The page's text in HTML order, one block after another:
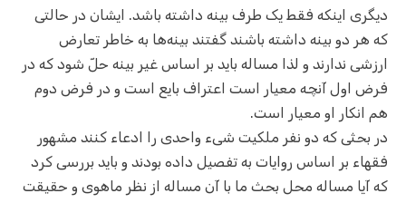
دیگری اینکه فقط یک طرف بینه داشته باشد. ایشان در حالتی
که هر دو بینه داشته باشند گفتند بینه‌ها به خاطر تعارض
ارزشی ندارند و لذا مساله باید بر اساس غیر بینه حلّ‌ شود که در
فرض اول آنچه معیار است اعتراف بایع است و در فرض دوم
هم انکار او معیار است.
در بحثی که دو نفر ملکیت شیء واحدی را ادعاء کنند مشهور
فقهاء بر اساس روایات به تفصیل داده بودند و باید بررسی کرد
که آیا مساله محل بحث ما با آن مساله از نظر ماهوی و حقیقت